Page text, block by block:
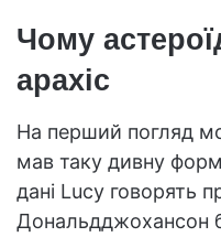
Чому
арахіс
На перший погляд
мав таку дивну
дані Lucy говорять
Дональдджохансон